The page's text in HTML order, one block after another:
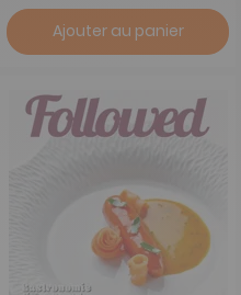
Ajouter au panier